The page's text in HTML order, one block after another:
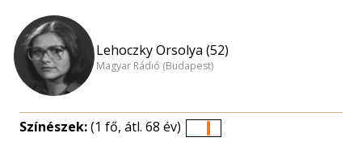
Lehoczky Orsolya (52)
Magyar Rádió (Budapest)
Színészek:(1 fő, átl. 68 év)